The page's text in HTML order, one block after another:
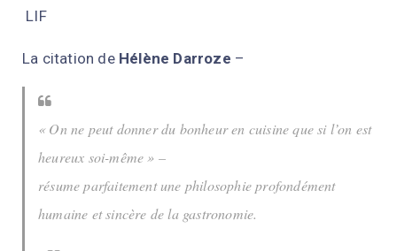
LIF
La citation de Hélène Darroze –
« On ne peut donner du bonheur en cuisine que si l’on est
heureux soi-même » –
résume parfaitement une philosophie profondément
humaine et sincère de la gastronomie.